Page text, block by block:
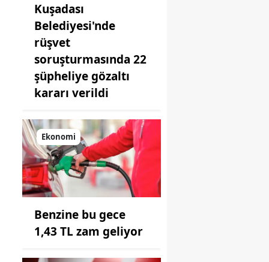
Kuşadası
Belediyesi'nde
rüşvet
soruşturmasında 22
şüpheliye gözaltı
kararı verildi
Ekonomi
Benzine bu gece
1,43 TL zam geliyor